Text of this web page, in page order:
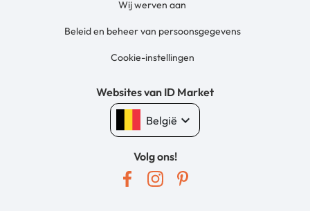
Wij werven aan
Beleid en beheer van persoonsgegevens
Cookie-instellingen
Websites van ID Market
België keyboard_arrow_down
Volg ons!